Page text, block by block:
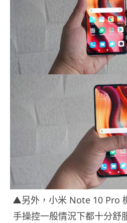
▲另外，小米 Note 10 Pro
手操控一般情況下都十分舒